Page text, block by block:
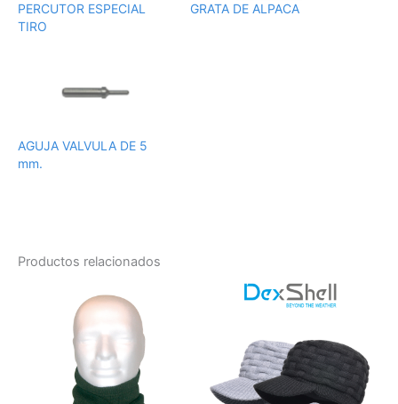
PERCUTOR ESPECIAL
TIRO
GRATA DE ALPACA
AGUJA VALVULA DE 5
mm.
Productos relacionados